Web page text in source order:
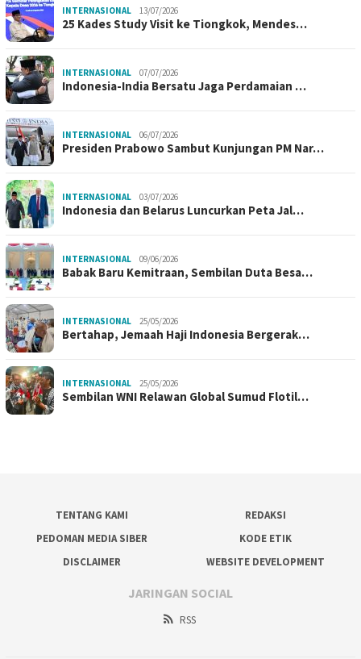
INTERNASIONAL 13/07/2026
25 Kades Study Visit ke Tiongkok, Mendes…
INTERNASIONAL 07/07/2026
Indonesia-India Bersatu Jaga Perdamaian …
INTERNASIONAL 06/07/2026
Presiden Prabowo Sambut Kunjungan PM Nar…
INTERNASIONAL 03/07/2026
Indonesia dan Belarus Luncurkan Peta Jal…
INTERNASIONAL 09/06/2026
Babak Baru Kemitraan, Sembilan Duta Besa…
INTERNASIONAL 25/05/2026
Bertahap, Jemaah Haji Indonesia Bergerak…
INTERNASIONAL 25/05/2026
Sembilan WNI Relawan Global Sumud Flotil…
TENTANG KAMI
REDAKSI
PEDOMAN MEDIA SIBER
KODE ETIK
DISCLAIMER
WEBSITE DEVELOPMENT
JARINGAN SOCIAL
RSS